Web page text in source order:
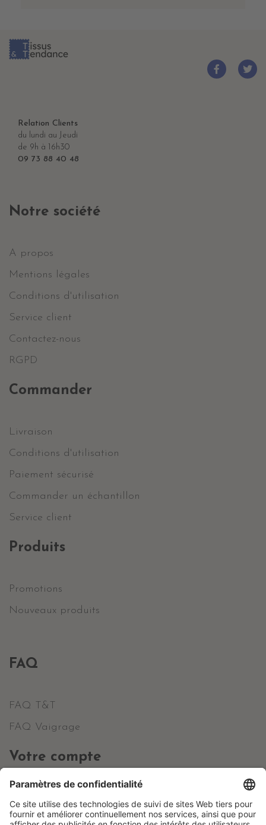
Relation Clients
du lundi au Jeudi
de 9h à 16h30
09 73 88 40 48
Notre société
A propos
Mentions légales
Conditions d'utilisation
Service client
Contactez-nous
RGPD
Commander
Livraison
Conditions d'utilisation
Paiement sécurisé
Commander un échantillon
Service client
Produits
Promotions
Nouveaux produits
FAQ
FAQ T&T
FAQ Vaigrage
Votre compte
Informations personnelles
Commandes